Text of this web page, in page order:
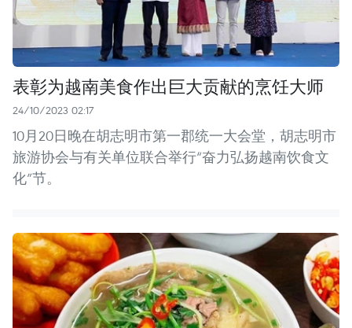
表彰为越南美食作出巨大贡献的烹饪大师
24/10/2023 02:17
10月20日晚在胡志明市第一郡统一大会堂，胡志明市
旅游协会与有关单位联合举行“奋力弘扬越南饮食文
化”节。